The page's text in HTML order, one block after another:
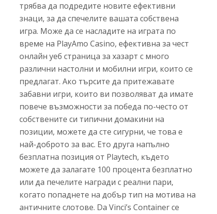
трябва да подредите новите ефективни
знаци, за да спечелите вашата собствена
игра. Може да се насладите на играта по
време на PlayAmo Casino, ефективна за чест
онлайн уеб страница за хазарт с много
различни настолни и мобилни игри, които се
предлагат. Ако търсите да притежавате
забавни игри, които ви позволяват да имате
повече възможности за победа по-често от
собствените си типични домакини на
позиции, можете да сте сигурни, че това е
най-доброто за вас. Ето друга напълно
безплатна позиция от Playtech, където
можете да залагате 100 процента безплатно
или да печелите награди с реални пари,
когато попаднете на добър тип на мотива на
античните слотове. Da Vinci’s Container се